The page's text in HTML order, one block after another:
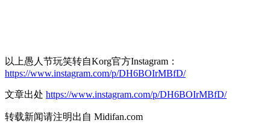
以上愚人节玩笑转自Korg官方Instagram：
https://www.instagram.com/p/DH6BOIrMBfD/
文章出处 https://www.instagram.com/p/DH6BOIrMBfD/
转载新闻请注明出自 Midifan.com